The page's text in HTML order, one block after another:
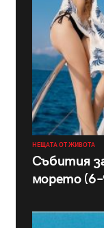
НЕЩАТА ОТ ЖИВОТА
Събития
морето